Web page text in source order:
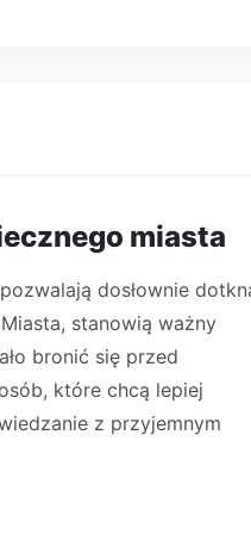
miasta
dosłownie
stanowią ważny
bronić się przed
które chcą lepiej
z przyjemnym